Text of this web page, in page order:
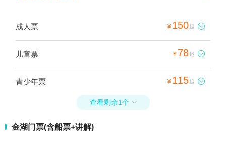
成人票 ¥ 150起 
儿童票 ¥ 78起 
青少年票 ¥ 115起 
查看剩余1个 
金湖门票(含船票+讲解)